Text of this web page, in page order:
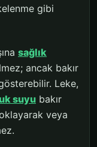
gibi
sağlık
ancak bakır
Leke,
suyu bakır
veya